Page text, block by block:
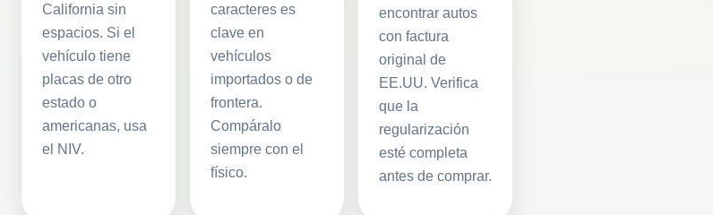
California sin
espacios. Si el
vehículo tiene
placas de otro
estado o
americanas, usa
el NIV.
caracteres es
clave en
vehículos
importados o de
frontera.
Compáralo
siempre con el
físico.
encontrar autos
con factura
original de
EE.UU. Verifica
que la
regularización
esté completa
antes de comprar.